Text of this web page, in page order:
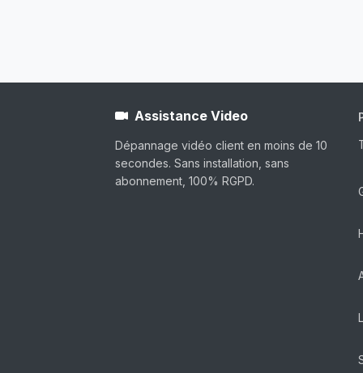
Assistance Video
Dépannage vidéo client en moins de 10
secondes. Sans installation, sans
abonnement, 100% RGPD.